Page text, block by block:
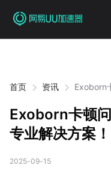
首页 资讯
Exoborn
Exoborn卡顿
专业解决方案！
2025-09-15